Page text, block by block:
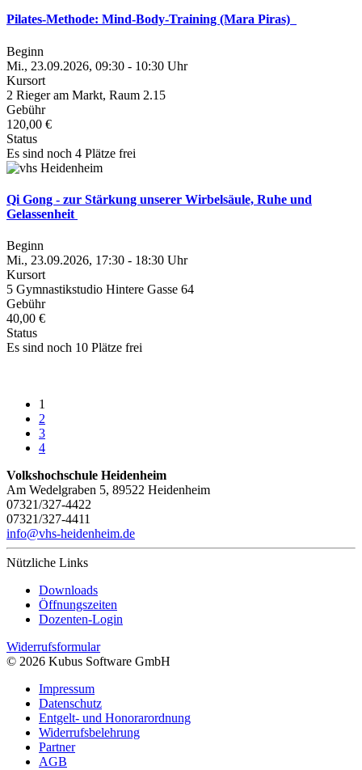
Pilates-Methode: Mind-Body-Training (Mara Piras)
Beginn
Mi., 23.09.2026, 09:30 - 10:30 Uhr
Kursort
2 Rieger am Markt, Raum 2.15
Gebühr
120,00 €
Status
Es sind noch 4 Plätze frei
Qi Gong - zur Stärkung unserer Wirbelsäule, Ruhe und
Gelassenheit
Beginn
Mi., 23.09.2026, 17:30 - 18:30 Uhr
Kursort
5 Gymnastikstudio Hintere Gasse 64
Gebühr
40,00 €
Status
Es sind noch 10 Plätze frei
1
2
3
4
Volkshochschule Heidenheim
Am Wedelgraben 5, 89522 Heidenheim
07321/327-4422
07321/327-4411
info@vhs-heidenheim.de
Nützliche Links
Downloads
Öffnungszeiten
Dozenten-Login
Widerrufsformular
© 2026 Kubus Software GmbH
Impressum
Datenschutz
Entgelt- und Honorarordnung
Widerrufsbelehrung
Partner
AGB